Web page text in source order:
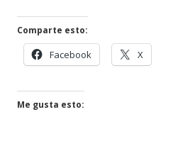
Comparte esto:
Facebook
en
X
en
Me gusta esto: